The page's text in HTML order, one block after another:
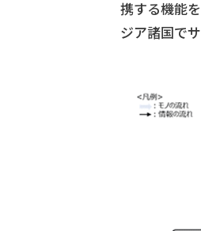
携する機能
ジア諸国で